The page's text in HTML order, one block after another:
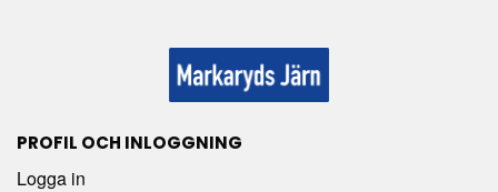
PROFIL OCH INLOGGNING
Logga in